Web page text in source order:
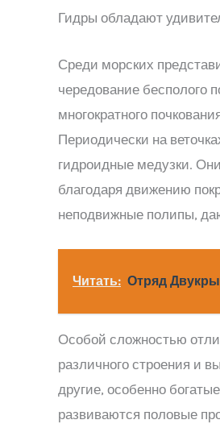
Гидры обладают
Среди морских
чередование бесполого
многократного
Периодически на
гидроидные медузки.
благодаря движению
неподвижные полипы,
Читать: Отряд
Особой сложностью
различного строения и
другие, особенно
развиваются половые